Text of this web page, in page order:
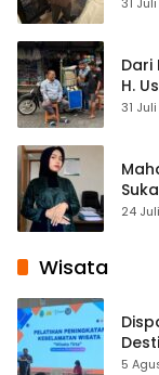
Dari
H.
31
24
Wisata
5